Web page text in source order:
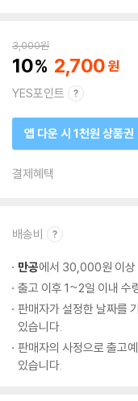
3,000원
10 2,700
YES포인트
앱 다운 시 1천원 상품권
결제혜택
배송비
만공에서 30,000원 이상
출고 이후 1~2일 이내 수
판매자가 설정한 날짜를
있습니다.
판매자의 사정으로 출고
있습니다.